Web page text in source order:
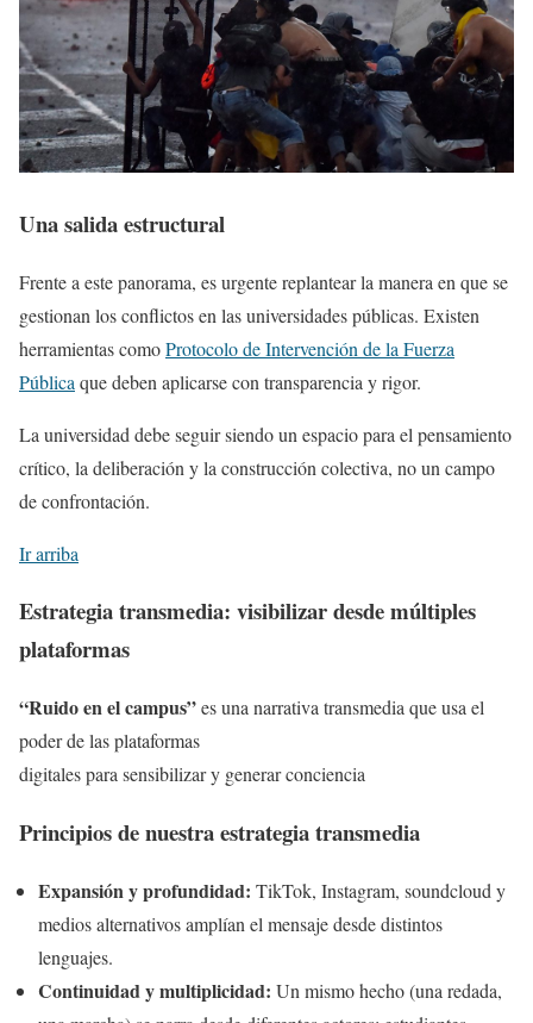
Una salida estructural
Frente a este panorama, es urgente replantear la manera en que se
gestionan los conflictos en las universidades públicas. Existen
herramientas comoProtocolo de Intervención de la Fuerza
Pública que deben aplicarse con transparencia y rigor.
La universidad debe seguir siendo un espacio para el pensamiento
crítico, la deliberación y la construcción colectiva, no un campo
de confrontación.
Ir arriba
Estrategia transmedia: visibilizar desde múltiples
plataformas
“Ruido en el campus”es una narrativa transmedia que usa el
poder de las plataformas
digitales para sensibilizar y generar conciencia
Principios de nuestra estrategia transmedia
Expansión y profundidad: TikTok, Instagram, soundcloud y
medios alternativos amplían el mensaje desde distintos
lenguajes.
Continuidad y multiplicidad: Un mismo hecho (una redada,